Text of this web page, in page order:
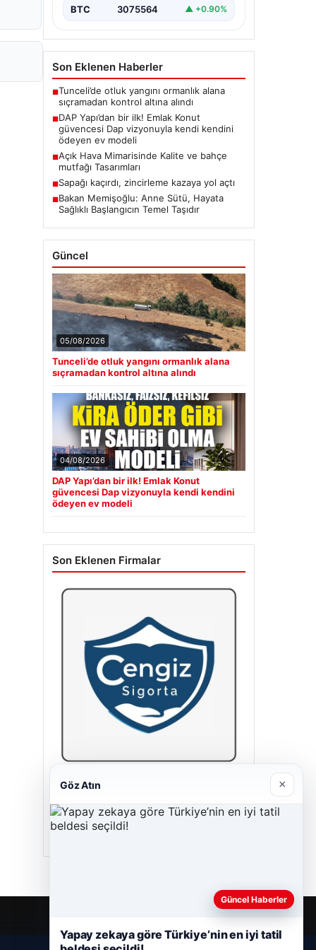
BTC 3075564 ▲ +0.90%
Son Eklenen Haberler
■Tunceli’de otluk yangını ormanlık alana
sıçramadan kontrol altına alındı
■DAP Yapı’dan bir ilk! Emlak Konut
güvencesi Dap vizyonuyla kendi kendini
ödeyen ev modeli
■Açık Hava Mimarisinde Kalite ve bahçe
mutfağı Tasarımları
■Sapağı kaçırdı, zincirleme kazaya yol açtı
■Bakan Memişoğlu: Anne Sütü, Hayata
Sağlıklı Başlangıcın Temel Taşıdır
Güncel
05/08/2026
Tunceli’de otluk yangını ormanlık alana
sıçramadan kontrol altına alındı
04/08/2026
DAP Yapı’dan bir ilk! Emlak Konut
güvencesi Dap vizyonuyla kendi kendini
ödeyen ev modeli
Son Eklenen Firmalar
Cengiz Sigorta
23/06/2026
Göz Atın ×
Güncel Haberler
Yapay zekaya göre Türkiye’nin en iyi tatil